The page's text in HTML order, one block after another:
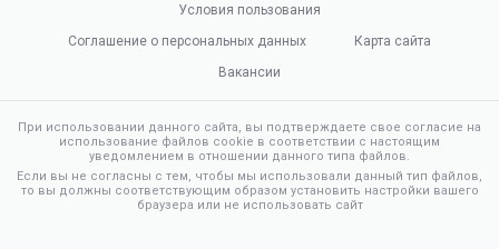
Условия пользования
Соглашение о персональных данных
Карта сайта
Вакансии
При использовании данного сайта, вы подтверждаете свое согласие на
использование файлов cookie в соответствии с настоящим
уведомлением в отношении данного типа файлов.
Если вы не согласны с тем, чтобы мы использовали данный тип файлов,
то вы должны соответствующим образом установить настройки вашего
браузера или не использовать сайт